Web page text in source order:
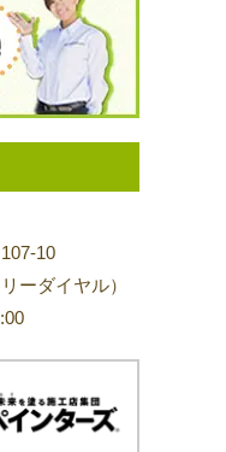
10
ーダイヤル）